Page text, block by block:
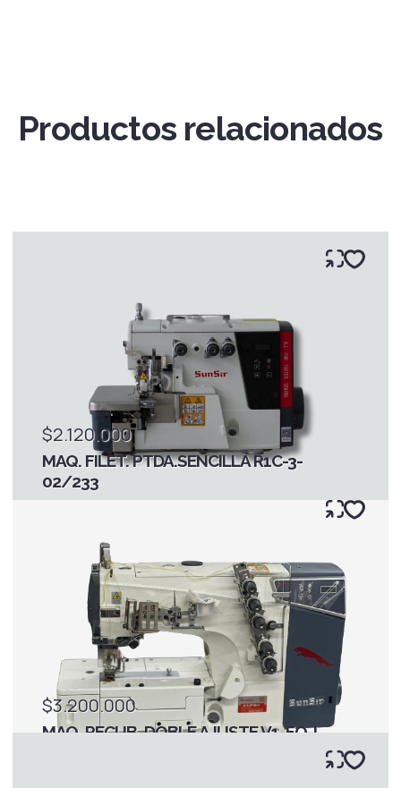
Productos relacionados
$2.120.000
MAQ. FILET. PTDA.SENCILLA R1C-3-
02/233
$3.200.000
MAQ. RECUB. DOBLE AJUSTE V1-FQ-I